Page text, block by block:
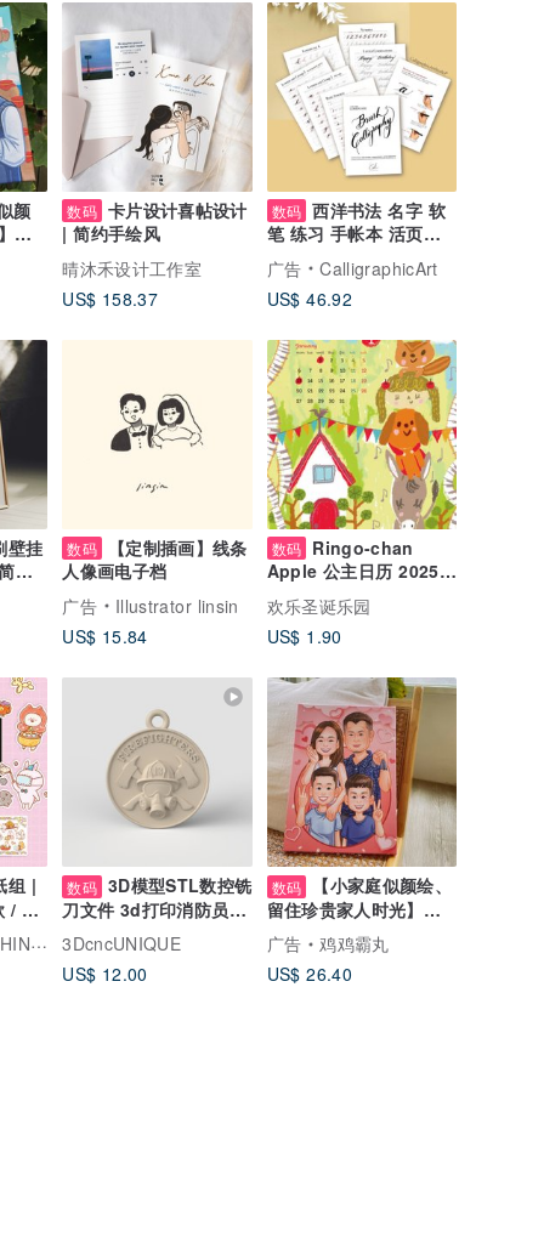
颜
定
数码 卡片设计喜帖设计
| 简约手绘风
晴沐禾设计工作室
US$ 158.37
数码 西洋书法 名字 软
笔 练习 手帐本 活页本
活页笔记本 定制化
广告
CalligraphicArt
US$ 46.92
壁挂
主
数码
【定制插画】线条
人像画电子档
广告
Illustrator linsin
US$ 15.84
数码 Ringo-chan
Apple 公主日历 2025
年 1 月数位内容
欢乐圣诞乐园
US$ 1.90
组 |
/ 电
数码 3D模型STL数控铣
刀文件 3d打印消防员吊
坠
3DcncUNIQUE
US$ 12.00
数码
【小家庭似颜绘、
留住珍贵家人时光】全
家福/纪念 (收费以人数
计)
广告
鸡鸡霸丸
US$ 26.40